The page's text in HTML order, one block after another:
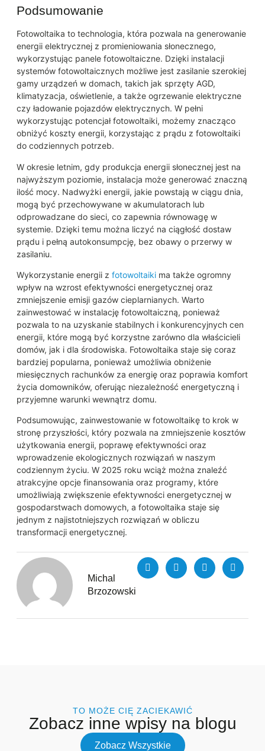
Podsumowanie
Fotowoltaika to technologia, która pozwala na generowanie
energii elektrycznej z promieniowania słonecznego,
wykorzystując panele fotowoltaiczne. Dzięki instalacji
systemów fotowoltaicznych możliwe jest zasilanie szerokiej
gamy urządzeń w domach, takich jak sprzęty AGD,
klimatyzacja, oświetlenie, a także ogrzewanie elektryczne
czy ładowanie pojazdów elektrycznych. W pełni
wykorzystując potencjał fotowoltaiki, możemy znacząco
obniżyć koszty energii, korzystając z prądu z fotowoltaiki
do codziennych potrzeb.
W okresie letnim, gdy produkcja energii słonecznej jest na
najwyższym poziomie, instalacja może generować znaczną
ilość mocy. Nadwyżki energii, jakie powstają w ciągu dnia,
mogą być przechowywane w akumulatorach lub
odprowadzane do sieci, co zapewnia równowagę w
systemie. Dzięki temu można liczyć na ciągłość dostaw
prądu i pełną autokonsumpcję, bez obawy o przerwy w
zasilaniu.
Wykorzystanie energii z fotowoltaiki ma także ogromny
wpływ na wzrost efektywności energetycznej oraz
zmniejszenie emisji gazów cieplarnianych. Warto
zainwestować w instalację fotowoltaiczną, ponieważ
pozwala to na uzyskanie stabilnych i konkurencyjnych cen
energii, które mogą być korzystne zarówno dla właścicieli
domów, jak i dla środowiska. Fotowoltaika staje się coraz
bardziej popularna, ponieważ umożliwia obniżenie
miesięcznych rachunków za energię oraz poprawia komfort
życia domowników, oferując niezależność energetyczną i
przyjemne warunki wewnątrz domu.
Podsumowując, zainwestowanie w fotowoltaikę to krok w
stronę przyszłości, który pozwala na zmniejszenie kosztów
użytkowania energii, poprawę efektywności oraz
wprowadzenie ekologicznych rozwiązań w naszym
codziennym życiu. W 2025 roku wciąż można znaleźć
atrakcyjne opcje finansowania oraz programy, które
umożliwiają zwiększenie efektywności energetycznej w
gospodarstwach domowych, a fotowoltaika staje się
jednym z najistotniejszych rozwiązań w obliczu
transformacji energetycznej.
Michal
Brzozowski
TO MOŻE CIĘ ZACIEKAWIĆ
Zobacz inne wpisy na blogu
Zobacz Wszystkie